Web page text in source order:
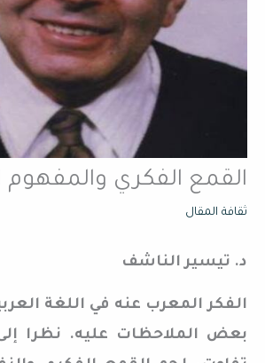
القمع الفكري والمفهوم
ثقافة المقال
د. تيسير الناشف
الفكر المعرب عنه في اللغة
بعض الملاحظات عليه. نظرا إلى